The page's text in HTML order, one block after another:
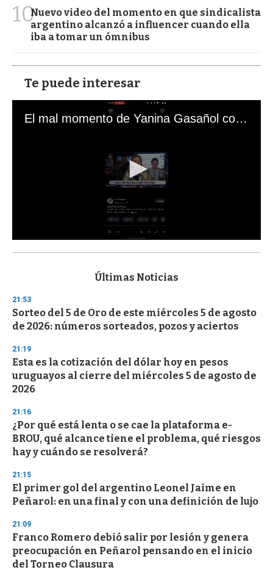
10Nuevo video del momento en que sindicalista
argentino alcanzó a influencer cuando ella
iba a tomar un ómnibus
Te puede interesar
El mal momento de Yanina Gasañol con un hincha argentino en "Subrayado"
s
d
s
o
f
3
s
c
o
d
Últimas Noticias
21:53
Sorteo del 5 de Oro de este miércoles 5 de agosto
de 2026: números sorteados, pozos y aciertos
21:19
Esta es la cotización del dólar hoy en pesos
uruguayos al cierre del miércoles 5 de agosto de
2026
21:16
¿Por qué está lenta o se cae la plataforma e-
BROU, qué alcance tiene el problema, qué riesgos
hay y cuándo se resolverá?
21:15
El primer gol del argentino Leonel Jaime en
Peñarol: en una final y con una definición de lujo
21:09
Franco Romero debió salir por lesión y genera
preocupación en Peñarol pensando en el inicio
del Torneo Clausura